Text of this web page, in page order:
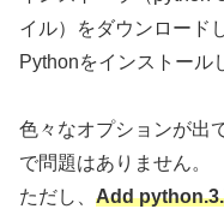
イル）をダウンロード
Pythonをインストール
色々なオプションが出
で問題はありません。
ただし、 Add python.3.